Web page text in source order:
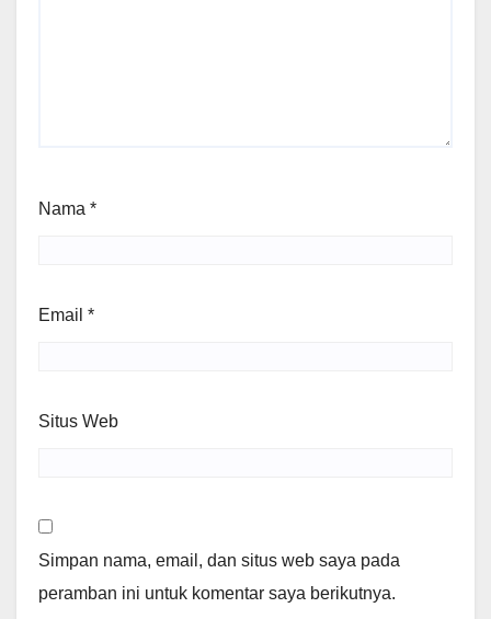
Nama *
Email *
Situs Web
Simpan nama, email, dan situs web saya pada
peramban ini untuk komentar saya berikutnya.